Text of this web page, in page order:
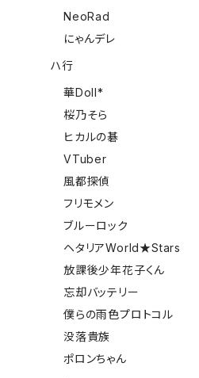
NeoRad
にゃんデレ
ハ行
華Doll*
桜乃そら
ヒカルの碁
VTuber
風都探偵
フリモメン
ブルーロック
ヘタリアWorld★Stars
放課後少年花子くん
忘却バッテリー
僕らの雨色プロトコル
没落貴族
ポロンちゃん